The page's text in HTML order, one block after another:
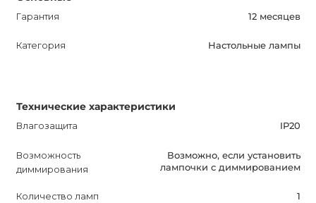
Гарантия 12 месяцев
Категория Настольные лампы
Технические характеристики
Влагозащита IP20
Возможность
диммирования
Возможно, если установить
лампочки с диммированием
Количество ламп 1